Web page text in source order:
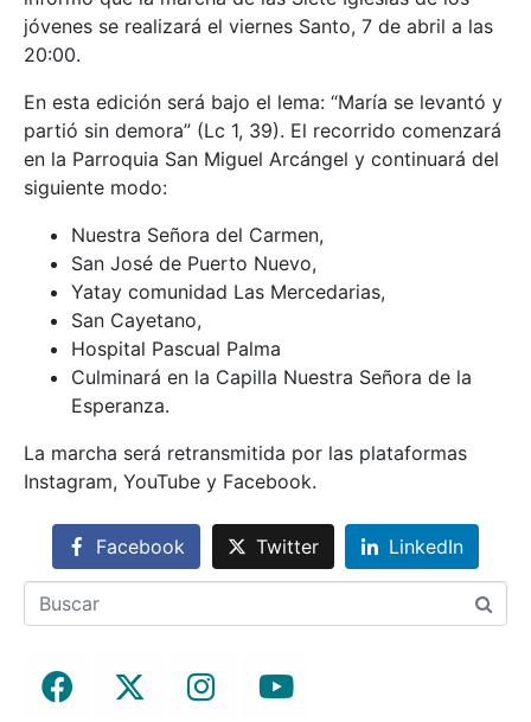
jóvenes se realizará el viernes Santo, 7 de abril a las
20:00.
En esta edición será bajo el lema: “María se levantó y
partió sin demora” (Lc 1, 39). El recorrido comenzará
en la Parroquia San Miguel Arcángel y continuará del
siguiente modo:
Nuestra Señora del Carmen,
San José de Puerto Nuevo,
Yatay comunidad Las Mercedarias,
San Cayetano,
Hospital Pascual Palma
Culminará en la Capilla Nuestra Señora de la
Esperanza.
La marcha será retransmitida por las plataformas
Instagram, YouTube y Facebook.
Facebook Twitter LinkedIn